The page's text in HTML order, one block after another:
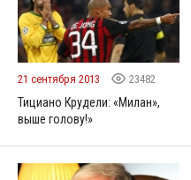
21 сентября 2013 23482
Тициано Крудели: «Милан»,
выше голову!»